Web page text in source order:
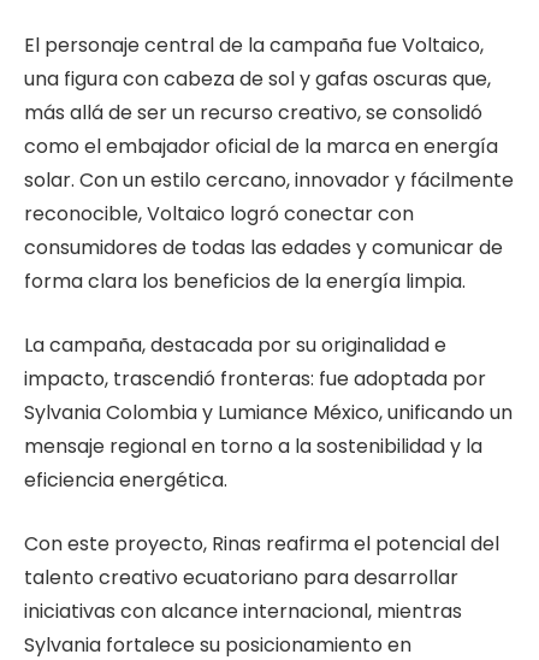
El personaje central de la campaña fue Voltaico,
una figura con cabeza de sol y gafas oscuras que,
más allá de ser un recurso creativo, se consolidó
como el embajador oficial de la marca en energía
solar. Con un estilo cercano, innovador y fácilmente
reconocible, Voltaico logró conectar con
consumidores de todas las edades y comunicar de
forma clara los beneficios de la energía limpia.
La campaña, destacada por su originalidad e
impacto, trascendió fronteras: fue adoptada por
Sylvania Colombia y Lumiance México, unificando un
mensaje regional en torno a la sostenibilidad y la
eficiencia energética.
Con este proyecto, Rinas reafirma el potencial del
talento creativo ecuatoriano para desarrollar
iniciativas con alcance internacional, mientras
Sylvania fortalece su posicionamiento en